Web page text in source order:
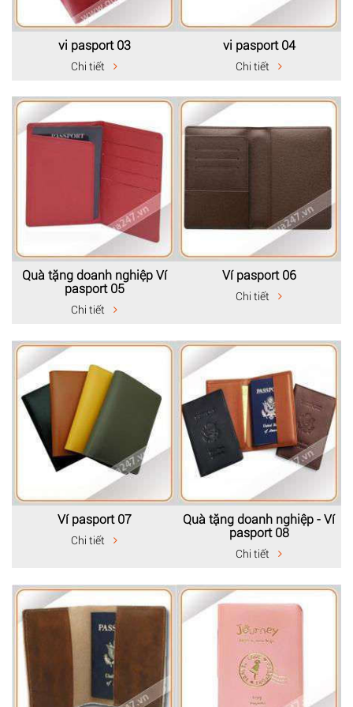
vi pasport 03
Chi tiết
vi pasport 04
Chi tiết
Quà tặng doanh nghiệp Ví
pasport 05
Chi tiết
Ví pasport 06
Chi tiết
Ví pasport 07
Chi tiết
Quà tặng doanh nghiệp - Ví
pasport 08
Chi tiết